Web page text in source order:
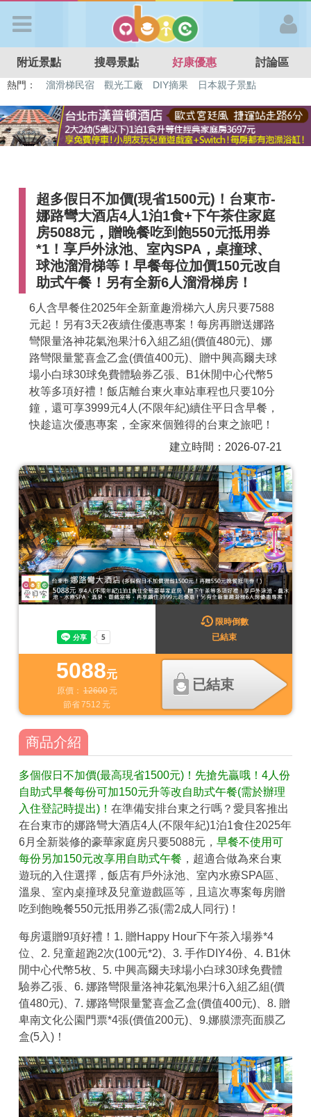
APP登入
首 頁
好康優惠
最新消息
最新留言
商家合作
推薦景點
討論區
聯絡我們
APP下載
附近景點 搜尋景點 好康優惠 討論區
熱門： 特色遊戲場 親子住房優惠 台北親子餐廳
溫泉泡湯SPA
超多假日不加價(現省1500元)！台東市-
娜路彎大酒店4人1泊1食+下午茶住家庭
房5088元，贈晚餐吃到飽550元抵用券
*1！享戶外泳池、室內SPA，桌撞球、
球池溜滑梯等！早餐每位加價150元改自
助式午餐！另有全新6人溜滑梯房！
6人含早餐住2025年全新童趣滑梯六人房只要7588
元起！另有3天2夜續住優惠專案！每房再贈送娜路
彎限量洛神花氣泡果汁6入組乙組(價值480元)、娜
路彎限量驚喜盒乙盒(價值400元)、贈中興高爾夫球
場小白球30球免費體驗券乙張、B1休閒中心代幣5
枚等多項好禮！飯店離台東火車站車程也只要10分
鐘，還可享3999元4人(不限年紀)續住平日含早餐，
快趁這次優惠專案，全家來個難得的台東之旅吧！
建立時間：2026-07-21
5088元
原價： 12600 元
節省7512 元
已結束
限時倒數
已結束
商品介紹
多個假日不加價(最高現省1500元)！先搶先贏哦！4人份
自助式早餐每份可加150元升等改自助式午餐(需於辦理
入住登記時提出)！ 在準備安排台東之行嗎？愛貝客推出
在台東市的娜路彎大酒店4人(不限年紀)1泊1食住2025年
6月全新裝修的豪華家庭房只要5088元， 早餐不使用可
每份另加150元改享用自助式午餐 ，超適合做為來台東
遊玩的入住選擇，飯店有戶外泳池、室內水療SPA區、
溫泉、室內桌撞球及兒童遊戲區等，且這次專案每房贈
吃到飽晚餐550元抵用券乙張(需2成人同行)！
每房還贈9項好禮！1. 贈Happy Hour下午茶入場券*4
位、2. 兒童超跑2次(100元*2)、3. 手作DIY4份、4. B1休
閒中心代幣5枚、5. 中興高爾夫球場小白球30球免費體
驗券乙張、6. 娜路彎限量洛神花氣泡果汁6入組乙組(價
值480元)、7. 娜路彎限量驚喜盒乙盒(價值400元)、8. 贈
卑南文化公園門票*4張(價值200元)、9.娜膜漂亮面膜乙
盒(5入)！